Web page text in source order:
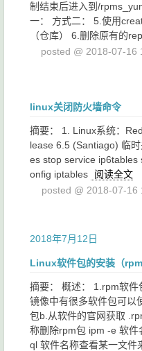
制结束后进入到/
一： 方式二： 5.使用
（仓库） 6.删除原有的
posted @ 2018-07-16
linux关闭防火墙命令
摘要： 1. Linux系统：
lease 6.5 (Santiago) 临
es stop service ip6tables
onfig iptables
阅读全文
posted @ 2018-07-16
2018年7月12日
Linux软件包的安装（
摘要： 概述： 1.rpm软
镜像中有很多软件包可以
包b.从软件的官网获取
称删除rpm包 ipm -e 软
ql 软件名称查看某一文件